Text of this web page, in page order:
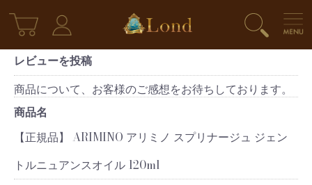
レビューを投稿
商品について、お客様のご感想をお待ちしております。
商品名
【正規品】 ARIMINO アリミノ スプリナージュ ジェン
トルニュアンスオイル 120ml